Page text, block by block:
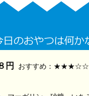
円 おすすめ：★★★☆☆